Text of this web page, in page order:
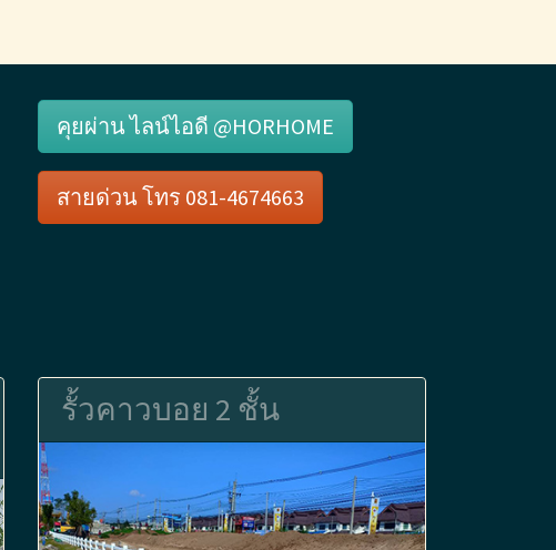
คุยผ่าน ไลน์ไอดี @HORHOME
สายด่วน โทร 081-4674663
รั้วคาวบอย 2 ชั้น